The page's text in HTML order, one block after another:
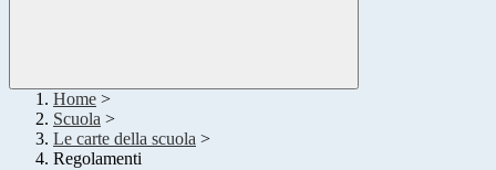
Home >
Scuola >
Le carte della scuola >
Regolamenti